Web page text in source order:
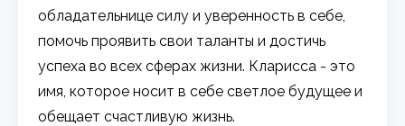
обладательнице силу и уверенность в себе,
помочь проявить свои таланты и достичь
успеха во всех сферах жизни. Кларисса - это
имя, которое носит в себе светлое будущее и
обещает счастливую жизнь.